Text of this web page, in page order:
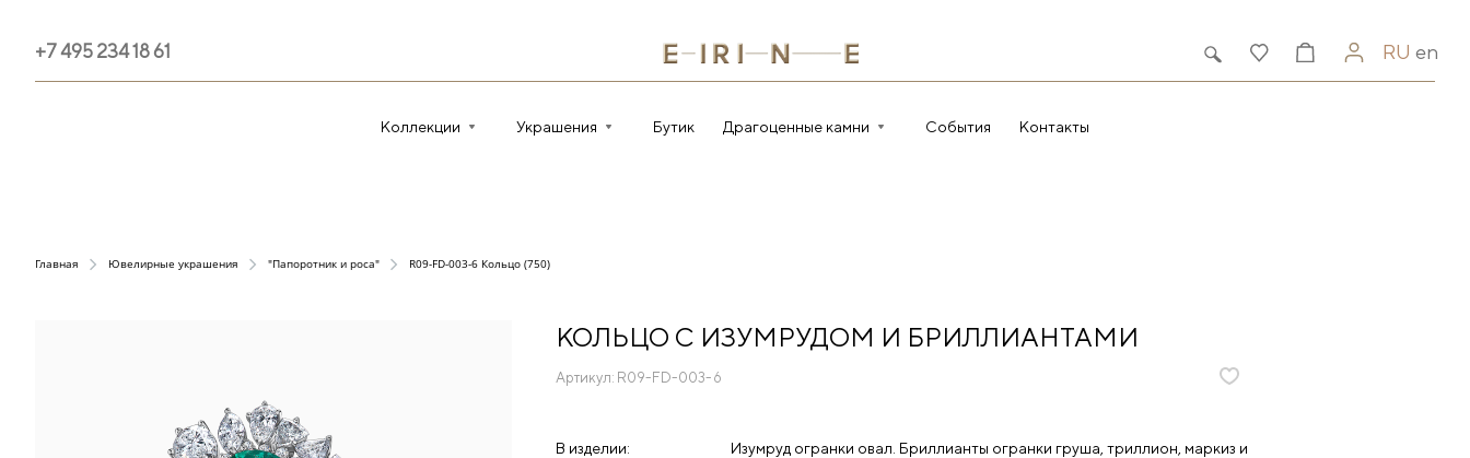
+7 495 234 18 61 RU en
Коллекции Украшения Бутик Драгоценные камни События Контакты
Главная Ювелирные украшения "Папоротник и роса" R09-FD-003-6 Кольцо (750)
КОЛЬЦО С ИЗУМРУДОМ И БРИЛЛИАНТАМИ
Артикул: R09-FD-003-6
В изделии:
Изумруд огранки овал. Бриллианты огранки груша, триллион, маркиз и